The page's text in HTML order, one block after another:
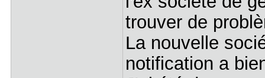
trouver de
La nouvelle
notification a